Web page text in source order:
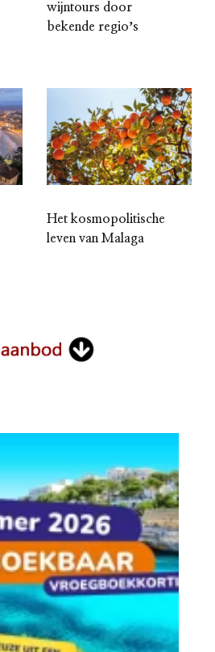
wijntours door
bekende regioʼs
Het kosmopolitische
leven van Malaga